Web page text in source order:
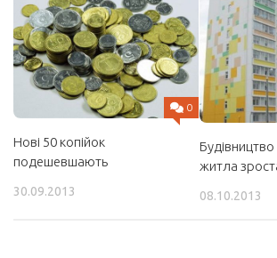
0
Нові 50 копійок
подешевшають
30.09.2013
житла
08.10.2013